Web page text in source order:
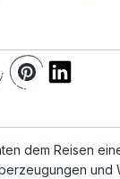
dem Reisen
und